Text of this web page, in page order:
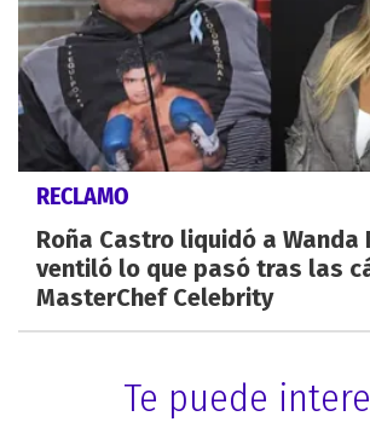
RECLAMO
Roña Castro liquidó a Wanda
ventiló lo que pasó tras las
MasterChef Celebrity
Te puede